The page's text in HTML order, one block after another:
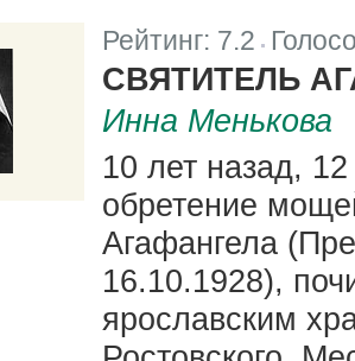
Рейтинг: 7.2
СВЯТИТЕЛЬ
Инна Менькова
10 лет назад,
обретение
Агафангела
16.10.1928),
ярославским